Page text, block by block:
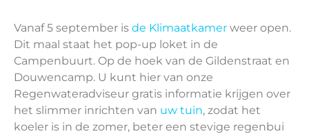
Vanaf 5 september is de Klimaatkamer weer open.
Dit maal staat het pop-up loket in de
Campenbuurt. Op de hoek van de Gildenstraat en
Douwencamp. U kunt hier van onze
Regenwateradviseur gratis informatie krijgen over
het slimmer inrichten van uw tuin, zodat het
koeler is in de zomer, beter een stevige regenbui